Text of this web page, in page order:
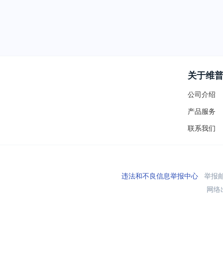
关于维普
公司介绍
产品服务
联系我们
违法和不良信息举报中心举报
网